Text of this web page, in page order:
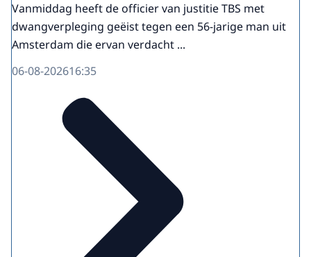
Vanmiddag heeft de officier van justitie TBS met
dwangverpleging geëist tegen een 56-jarige man uit
Amsterdam die ervan verdacht ...
06-08-202616:35